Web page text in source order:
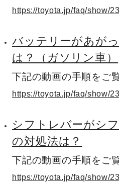
https://toyota.jp/faq/show/
バッテリーがあが
は？（ガソリン車）
下記の動画の手順をご
https://toyota.jp/faq/show/
シフトレバーがシ
の対処法は？
下記の動画の手順をご
https://toyota.jp/faq/show/